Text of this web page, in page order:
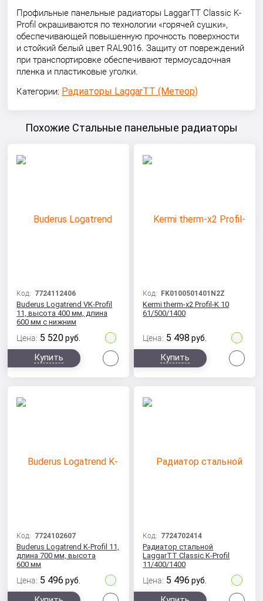
Профильные панельные радиаторы LaggarTT Classic K-
Profil окрашиваются по технологии «горячей сушки»,
обеспечивающей повышенную прочность поверхности
и стойкий белый цвет RAL9016. Защиту от повреждений
при транспортировке обеспечивают термоусадочная
пленка и пластиковые уголки.
Категории: Радиаторы LaggarTT (Метеор)
Похожие Стальные панельные радиаторы
Код: 7724112406
Buderus Logatrend VK-Profil
11, высота 400 мм, длина
600 мм с нижним
Цена: 5 520 руб.
Купить
Код: FK0100501401N2Z
Kermi therm-x2 Profil-K 10
61/500/1400
Цена: 5 498 руб.
Купить
Код: 7724102607
Buderus Logatrend K-Profil 11,
длина 700 мм, высота
600 мм
Цена: 5 496 руб.
Код: 7724702414
Радиатор стальной
LaggarTT Classic K-Profil
11/400/1400
Цена: 5 496 руб.